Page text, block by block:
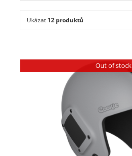
Ukázat 12 produktů
Out of stock